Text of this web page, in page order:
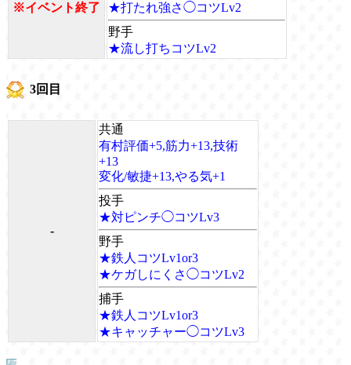
※イベント終了
★打たれ強さ◯コツLv2
野手
★流し打ちコツLv2
3回目
-
共通
有村評価+5,筋力+13,技術
+13
変化/敏捷+13,やる気+1
投手
★対ピンチ◯コツLv3
野手
★鉄人コツLv1or3
★ケガしにくさ◯コツLv2
捕手
★鉄人コツLv1or3
★キャッチャー◯コツLv3